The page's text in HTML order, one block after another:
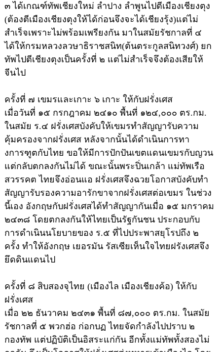
๓ ได้เกณฑ์ทัพเชียงใหม่ ลำปาง ลำพูนไปตีเมืองเชียงตุง
(ต้องตีเมืองเชียงตุงให้ได้ก่อนจึงจะได้เชียงรุ้ง)แต่ไม่
สำเร็จเพราะไม่พร้อมเพรียงกัน มาในสมัยรัชกาลที่ ๔
ได้ให้กรมหลวงลวษาธิราชสนิท(ต้นตระกูลสนิทวงศ์) ยก
ทัพไปตีเชียงตุงเป็นครั้งที่ ๒ แต่ไม่สำเร็จจึงต้องเสียให้
จีนไป
ครั้งที่ ๗ เขมรและเกาะ ๖ เกาะ ให้กับฝรั่งเศส
เมื่อวันที่ ๑๕ กรกฎาคม ๒๔๑๐ พื้นที่ ๑๒๔,๐๐๐ ตร.กม.
ในสมัย ร.๔ ฝรั่งเศสบังคับให้เขมรทำสัญญารับความ
คุ้มครองจากฝรั่งเศส หลังจากนั้นได้ดำเนินการทา
งการฑูตกับไทย ขอให้มีการปักปันเขตแดนเขมรกับญวน
แต่กลับตกลงกันไม่ได้ ขณะนั้นพระปิ่นเกล้า แม่ทัพเรือ
สวรรคต ไทยจึงอ่อนแอ ฝรั่งเศสจึงฉวยโอกาสบังคับทำ
สัญญารับรองความอารักขาจากฝรั่งเศสต่อเขมร ในช่วง
นี้เอง อังกฤษกับฝรั่งเศสได้ทำสัญญากันเมื่อ ๑๕ มกราคม
๒๔๓๘ โดยตกลงกันให้ไทยเป็นรัฐกันชน ประกอบกับ
การดำเนินนโยบายของ ร.๕ ที่ไปประพาสยุโรปถึง ๒
ครั้ง ทำให้อังกฤษ เยอรมัน รัสเซียเห็นใจไทยฝรังเศสจึง
ยึดดินแดนไป
ครั้งที่ ๘ สิบสองจุไทย (เมืองไล เมืองเชียงค้อ) ให้กับ
ฝรั่งเศส
เมื่อ ๒๒ ธันวาคม ๒๔๓๑ พื้นที่ ๘๗,๐๐๐ ตร.กม. ในสมัย
รัชกาลที่ ๕ พวกฮ่อ ก่อกบฏ ไทยจัดกำลังไปปราบ ๒
กองทัพ แต่ปฏิบัติเป็นอิสระแก่กัน อีกทั้งแม่ทัพทั้งสองไม่